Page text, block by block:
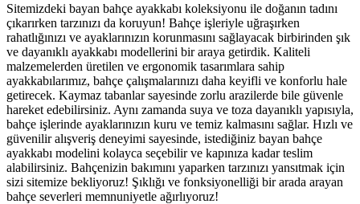
Sitemizdeki bayan bahçe ayakkabı koleksiyonu ile doğanın tadını
çıkarırken tarzınızı da koruyun! Bahçe işleriyle uğraşırken
rahatlığınızı ve ayaklarınızın korunmasını sağlayacak birbirinden şık
ve dayanıklı ayakkabı modellerini bir araya getirdik. Kaliteli
malzemelerden üretilen ve ergonomik tasarımlara sahip
ayakkabılarımız, bahçe çalışmalarınızı daha keyifli ve konforlu hale
getirecek. Kaymaz tabanlar sayesinde zorlu arazilerde bile güvenle
hareket edebilirsiniz. Aynı zamanda suya ve toza dayanıklı yapısıyla,
bahçe işlerinde ayaklarınızın kuru ve temiz kalmasını sağlar. Hızlı ve
güvenilir alışveriş deneyimi sayesinde, istediğiniz bayan bahçe
ayakkabı modelini kolayca seçebilir ve kapınıza kadar teslim
alabilirsiniz. Bahçenizin bakımını yaparken tarzınızı yansıtmak için
sizi sitemize bekliyoruz! Şıklığı ve fonksiyonelliği bir arada arayan
bahçe severleri memnuniyetle ağırlıyoruz!